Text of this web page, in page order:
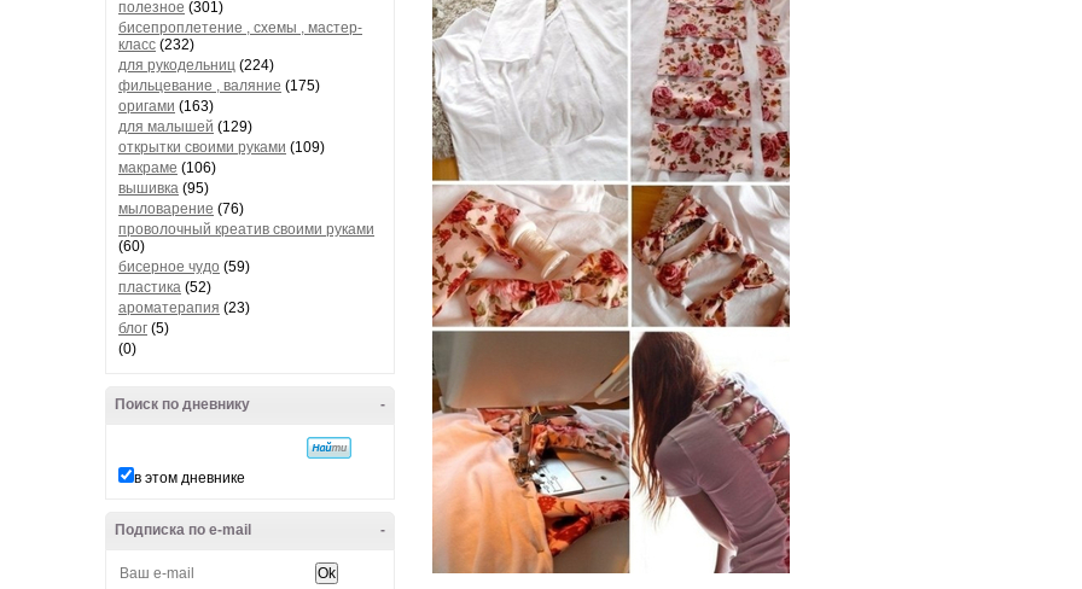
полезное (301)
бисепроплетение , схемы , мастер-
класс (232)
для рукодельниц (224)
фильцевание , валяние (175)
оригами (163)
для малышей (129)
открытки своими руками (109)
макраме (106)
вышивка (95)
мыловарение (76)
проволочный креатив своими руками
(60)
бисерное чудо (59)
пластика (52)
ароматерапия (23)
блог (5)
(0)
-
Поиск по дневнику
в этом дневнике
-
Подписка по e-mail